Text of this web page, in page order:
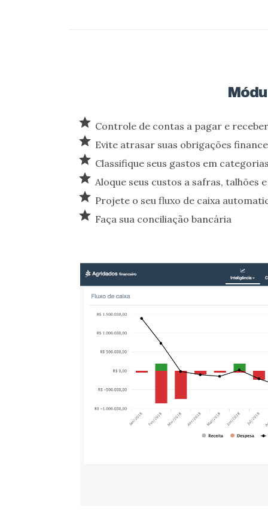
star Controle de contas a pagar e receber
star Evite atrasar suas obrigações
star Classifique seus gastos em
star Aloque seus custos a safras, talhões
star Projete o seu fluxo de caixa
star Faça sua conciliação bancária